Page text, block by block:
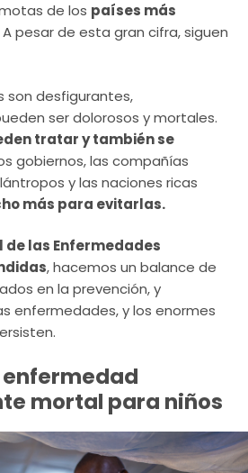
de los países más
A pesar de esta gran cifra, siguen
son desfigurantes,
ser dolorosos y mortales.
tratar y también se
gobiernos, las compañías
y las naciones ricas
más para evitarlas.
de las Enfermedades
, hacemos un balance de
en la prevención, y
enfermedades, y los enormes
enfermedad
mortal para niños